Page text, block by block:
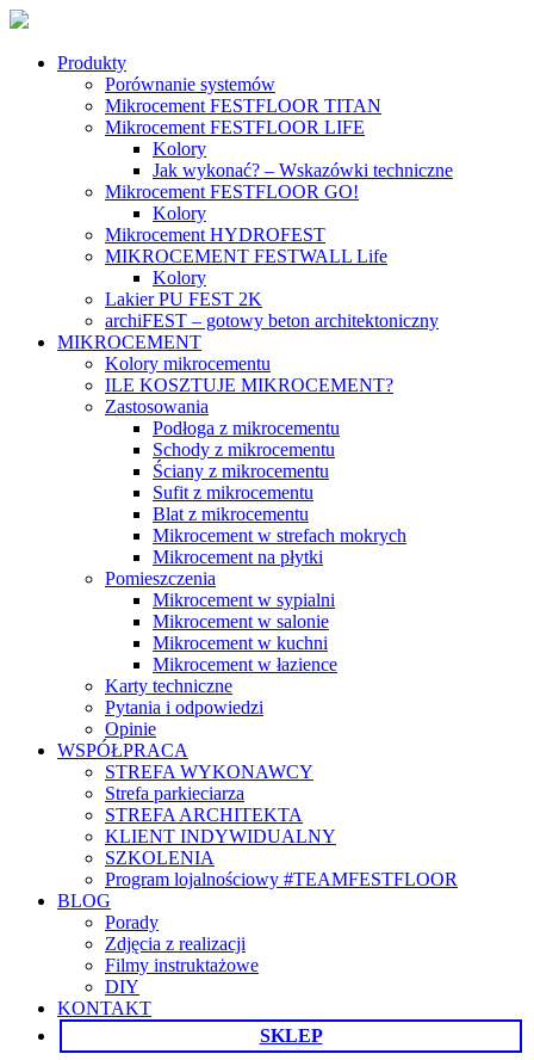
Produkty
Porównanie systemów
Mikrocement FESTFLOOR TITAN
Mikrocement FESTFLOOR LIFE
Kolory
Jak wykonać? – Wskazówki techniczne
Mikrocement FESTFLOOR GO!
Kolory
Mikrocement HYDROFEST
MIKROCEMENT FESTWALL Life
Kolory
Lakier PU FEST 2K
archiFEST – gotowy beton architektoniczny
MIKROCEMENT
Kolory mikrocementu
ILE KOSZTUJE MIKROCEMENT?
Zastosowania
Podłoga z mikrocementu
Schody z mikrocementu
Ściany z mikrocementu
Sufit z mikrocementu
Blat z mikrocementu
Mikrocement w strefach mokrych
Mikrocement na płytki
Pomieszczenia
Mikrocement w sypialni
Mikrocement w salonie
Mikrocement w kuchni
Mikrocement w łazience
Karty techniczne
Pytania i odpowiedzi
Opinie
WSPÓŁPRACA
STREFA WYKONAWCY
Strefa parkieciarza
STREFA ARCHITEKTA
KLIENT INDYWIDUALNY
SZKOLENIA
Program lojalnościowy #TEAMFESTFLOOR
BLOG
Porady
Zdjęcia z realizacji
Filmy instruktażowe
DIY
KONTAKT
SKLEP